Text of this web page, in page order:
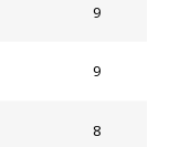
9
9
8